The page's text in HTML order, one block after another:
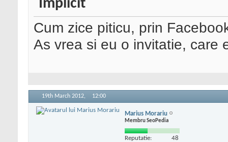
Cum zice piticu, prin
As vrea si eu o invitatie, care
19th March 2012, 12:00
Marius Morariu
Membru SeoPedia
Reputatie: 48